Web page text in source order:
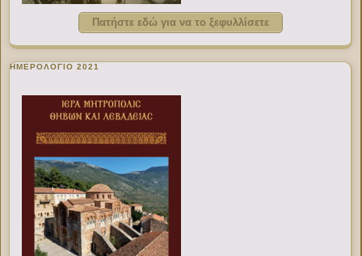
Πατήστε εδώ για να το ξεφυλλίσετε
ΗΜΕΡΟΛΟΓΙΟ 2021